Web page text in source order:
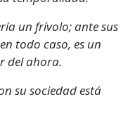
un frívolo; ante sus
todo caso, es un
del ahora.
su sociedad está